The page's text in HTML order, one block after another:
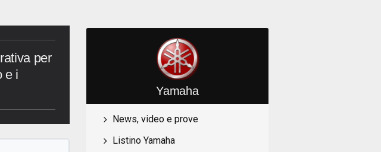
per
e i
Yamaha
News, video e prove
Listino Yamaha